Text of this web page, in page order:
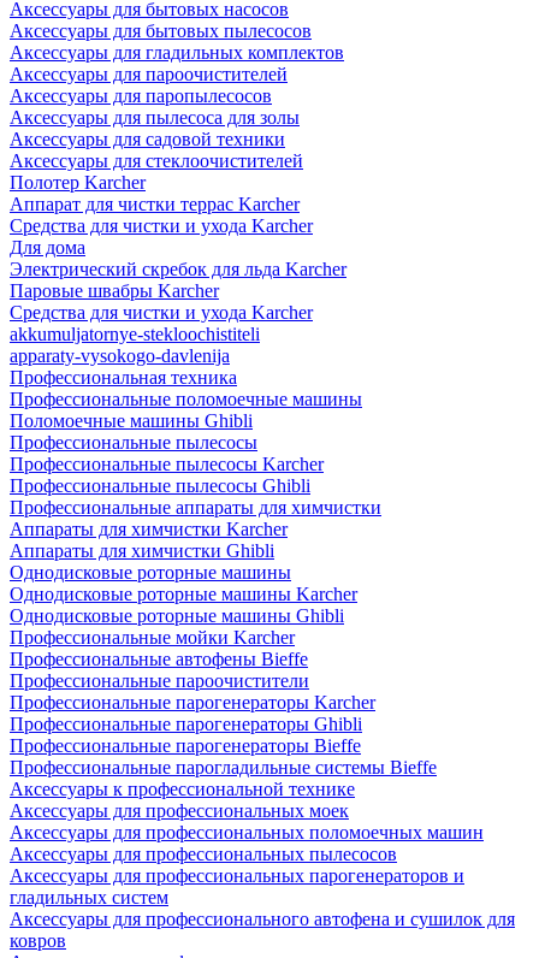
Аксессуары для бытовых насосов
Аксессуары для бытовых пылесосов
Аксессуары для гладильных комплектов
Аксессуары для пароочистителей
Аксессуары для паропылесосов
Аксессуары для пылесоса для золы
Аксессуары для садовой техники
Аксессуары для стеклоочистителей
Полотер Karcher
Аппарат для чистки террас Karcher
Средства для чистки и ухода Karcher
Для дома
Электрический скребок для льда Karcher
Паровые швабры Karcher
Средства для чистки и ухода Karcher
akkumuljatornye-stekloochistiteli
apparaty-vysokogo-davlenija
Профессиональная техника
Профессиональные поломоечные машины
Поломоечные машины Ghibli
Профессиональные пылесосы
Профессиональные пылесосы Karcher
Профессиональные пылесосы Ghibli
Профессиональные аппараты для химчистки
Аппараты для химчистки Karcher
Аппараты для химчистки Ghibli
Однодисковые роторные машины
Однодисковые роторные машины Karcher
Однодисковые роторные машины Ghibli
Профессиональные мойки Karcher
Профессиональные автофены Bieffe
Профессиональные пароочистители
Профессиональные парогенераторы Karcher
Профессиональные парогенераторы Ghibli
Профессиональные парогенераторы Bieffe
Профессиональные парогладильные системы Bieffe
Аксессуары к профессиональной технике
Аксессуары для профессиональных моек
Аксессуары для профессиональных поломоечных машин
Аксессуары для профессиональных пылесосов
Аксессуары для профессиональных парогенераторов и
гладильных систем
Аксессуары для профессионального автофена и сушилок для
ковров